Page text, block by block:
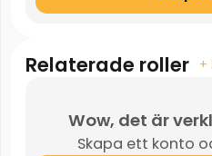
Relaterade roller +
Wow, det är
Skapa ett konto